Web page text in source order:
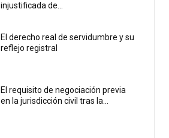
injustificada de...
El derecho real de servidumbre y su
reflejo registral
El requisito de negociación previa
en la jurisdicción civil tras la...